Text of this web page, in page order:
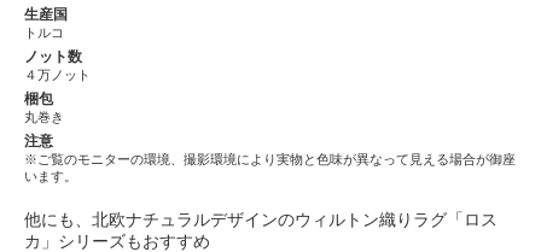
生産国
トルコ
ノット数
４万ノット
梱包
丸巻き
注意
※ご覧のモニターの環境、撮影環境により実物と色味が異なって見える場合が御座
います。
他にも、北欧ナチュラルデザインのウィルトン織りラグ「ロス
カ」シリーズもおすすめ